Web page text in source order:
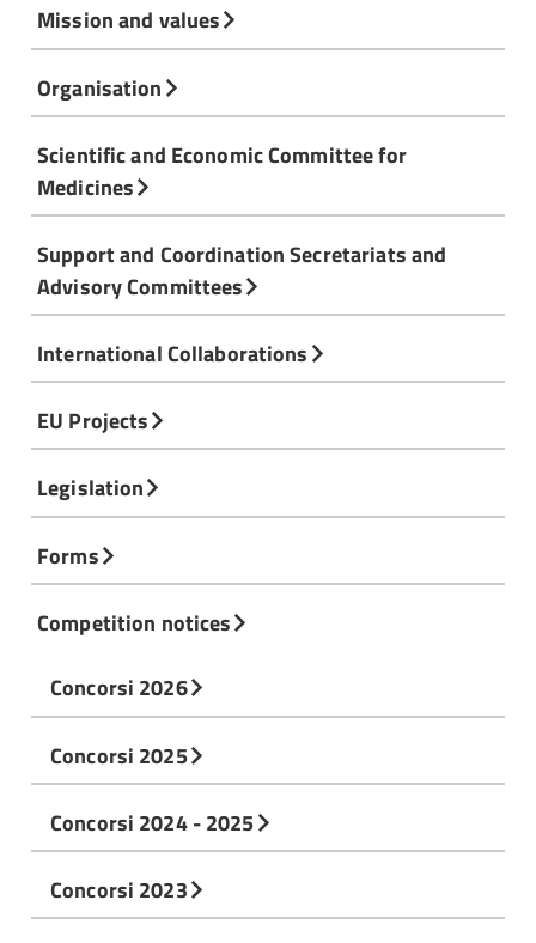
Mission and values
Organisation
Scientific and Economic Committee for
Medicines
Support and Coordination Secretariats and
Advisory Committees
International Collaborations
EU Projects
Legislation
Forms
Competition notices
Concorsi 2026
Concorsi 2025
Concorsi 2024 - 2025
Concorsi 2023